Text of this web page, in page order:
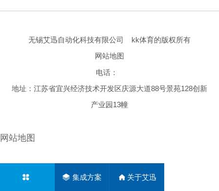
无锡艾迅自动化科技有限公司
kk体育的版权所有
网站地图
电话：
地址：江苏省宜兴经济技术开发区庆源大道88号景苑128创新
产业园13幢
集成方案 关于艾迅
网站地图